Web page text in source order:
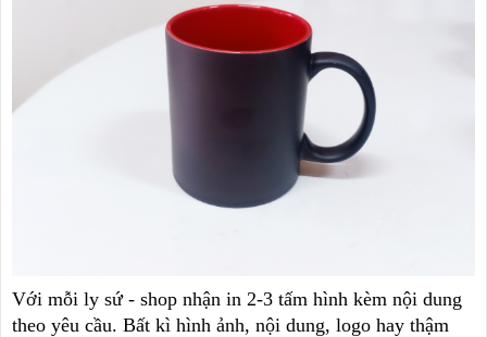
Với mỗi ly sứ - shop nhận in 2-3 tấm hình kèm nội dung
theo yêu cầu. Bất kì hình ảnh, nội dung, logo hay thậm